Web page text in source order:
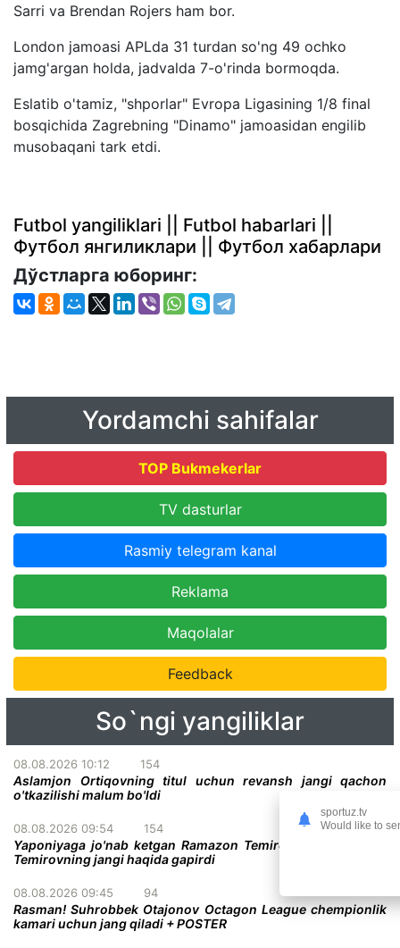
Sarri va Brendan Rojers ham bor.
London jamoasi APLda 31 turdan so'ng 49 ochko
jamg'argan holda, jadvalda 7-o'rinda bormoqda.
Eslatib o'tamiz, "shporlar" Evropa Ligasining 1/8 final
bosqichida Zagrebning "Dinamo" jamoasidan engilib
musobaqani tark etdi.
Futbol yangiliklari || Futbol habarlari ||
Футбол янгиликлари || Футбол хабарлари
Дўстларга юборинг:
Yordamchi sahifalar
TOP Bukmekerlar
TV dasturlar
Rasmiy telegram kanal
Reklama
Maqolalar
Feedback
So`ngi yangiliklar
08.08.2026 10:12 154
Aslamjon Ortiqovning titul uchun revansh jangi qachon
o'tkazilishi malum bo'ldi
08.08.2026 09:54 154
Yaponiyaga jo'nab ketgan Ramazon Temirov ukasi Azizbek
Temirovning jangi haqida gapirdi
08.08.2026 09:45 94
Rasman! Suhrobbek Otajonov Octagon League chempionlik
kamari uchun jang qiladi + POSTER
sportuz.tv
Would like to